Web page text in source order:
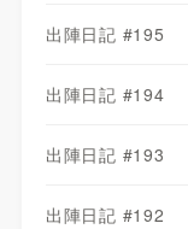
出陣日記 #195
出陣日記 #194
出陣日記 #193
出陣日記 #192